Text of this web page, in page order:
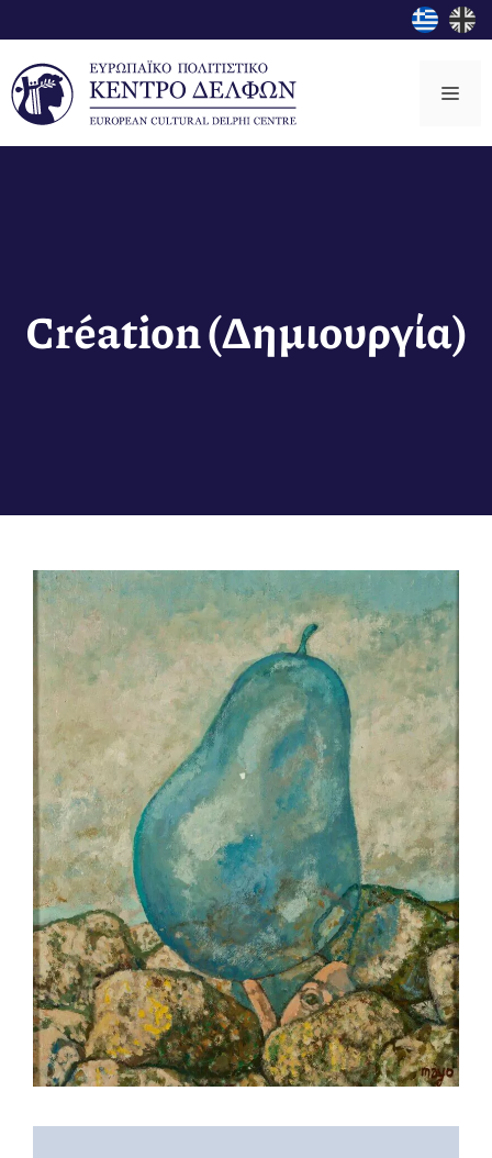
σε
περιεχόμενο
Création (Δημιουργία)